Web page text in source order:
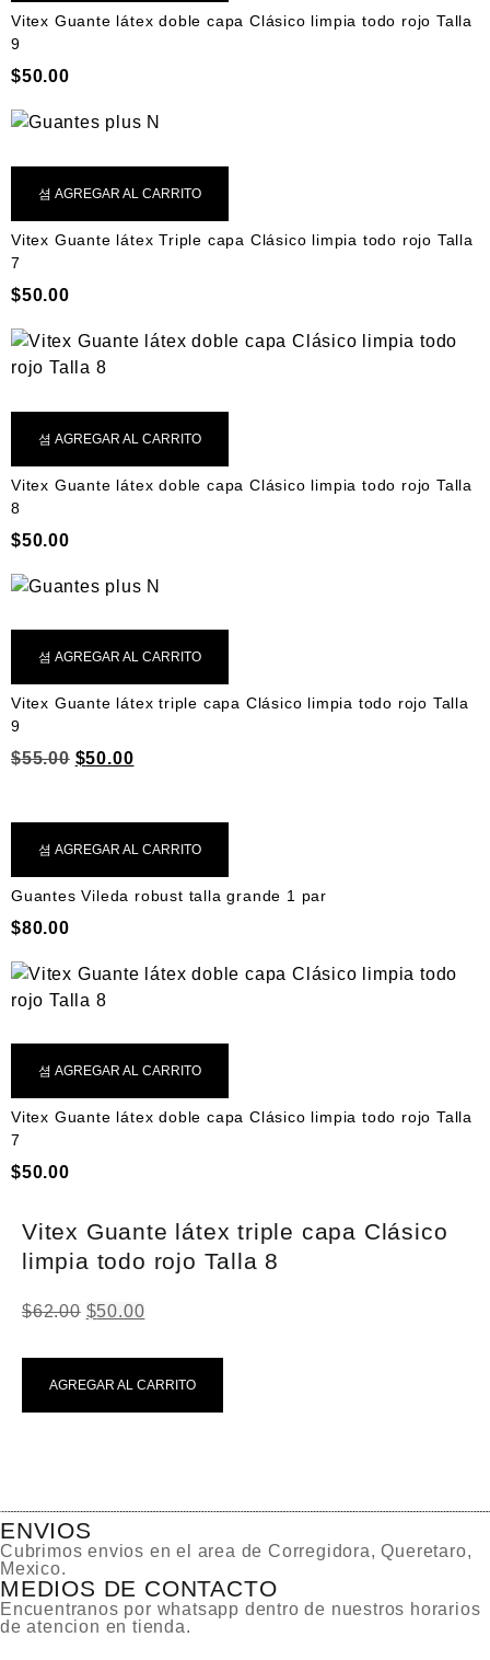
Vitex Guante látex doble capa Clásico limpia todo rojo Talla
9
$50.00
AGREGAR AL CARRITO
Vitex Guante látex Triple capa Clásico limpia todo rojo Talla
7
$50.00
AGREGAR AL CARRITO
Vitex Guante látex doble capa Clásico limpia todo rojo Talla
8
$50.00
AGREGAR AL CARRITO
Vitex Guante látex triple capa Clásico limpia todo rojo Talla
9
$55.00 $50.00
AGREGAR AL CARRITO
Guantes Vileda robust talla grande 1 par
$80.00
AGREGAR AL CARRITO
Vitex Guante látex doble capa Clásico limpia todo rojo Talla
7
$50.00
Vitex Guante látex triple capa Clásico
limpia todo rojo Talla 8
$62.00 $50.00
AGREGAR AL CARRITO
ENVIOS
Cubrimos envios en el area de Corregidora, Queretaro,
Mexico.
MEDIOS DE CONTACTO
Encuentranos por whatsapp dentro de nuestros horarios
de atencion en tienda.